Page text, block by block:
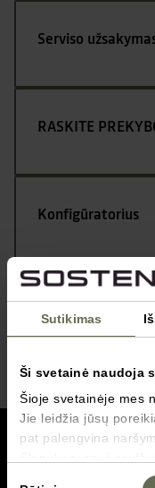
Sutikimas
Ši svetainė naudoja
Šioje svetainėje mes
Jie leidžia jūsų
pat palengvina
failas, vartotojui
Serviso
RASKITE
Konfigūratorius
Kontaktai
Servisas